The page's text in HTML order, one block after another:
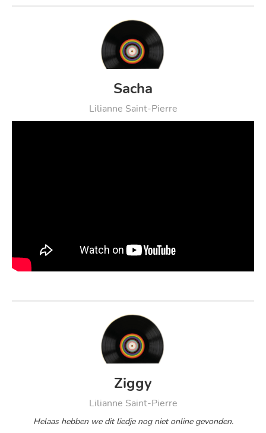
Sacha
Lilianne Saint-Pierre
Ziggy
Lilianne Saint-Pierre
Helaas hebben we dit liedje nog niet online gevonden.